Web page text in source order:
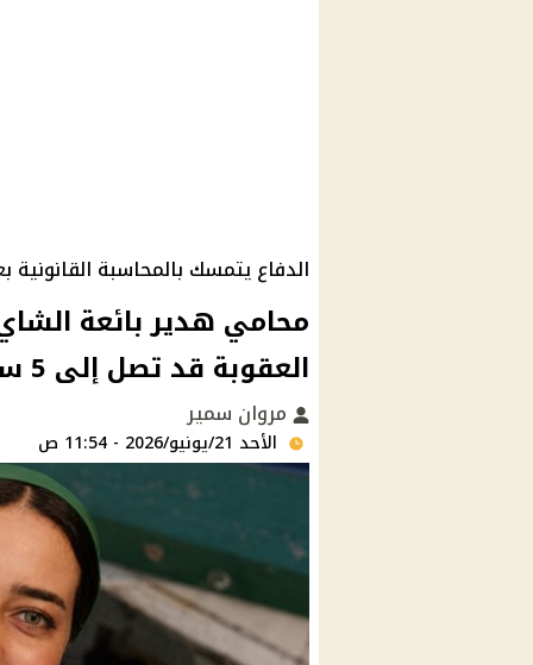
الدفاع يتمسك بالمحاسبة
محامي هدير بائعة
العقوبة قد تصل إلى 5 سنوات
مروان سمير
الأحد 21/يونيو/2026 - 11:54 ص